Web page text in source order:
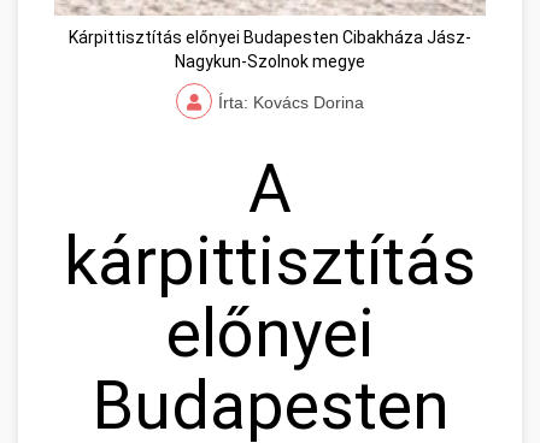
Kárpittisztítás előnyei Budapesten Cibakháza Jász-
Nagykun-Szolnok megye
Írta: Kovács Dorina
A
kárpittisztítás
előnyei
Budapesten